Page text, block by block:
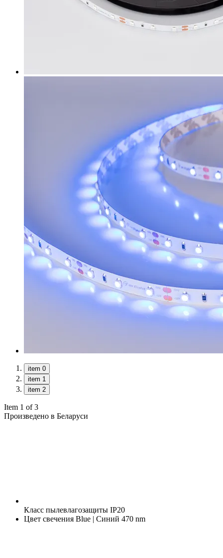
item 0
item 1
item 2
Item 1 of 3
Произведено в Беларуси
Класс пылевлагозащиты IP20
Цвет свечения Blue | Синий 470 nm